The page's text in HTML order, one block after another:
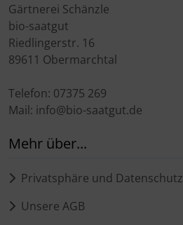
Gärtnerei Schänzle
bio-saatgut
Riedlingerstr. 16
89611 Obermarchtal
Telefon: 07375 269
Mail: info@bio-saatgut.de
Mehr über...
Privatsphäre und Datenschutz
Unsere AGB